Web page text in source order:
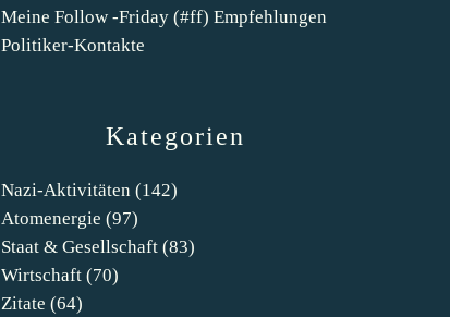
Kategorien
Nazi-Aktivitäten (142)
Atomenergie (97)
Staat & Gesellschaft (83)
Wirtschaft (70)
Zitate (64)
Meine Follow -Friday (#ff) Empfehlungen
Politiker-Kontakte